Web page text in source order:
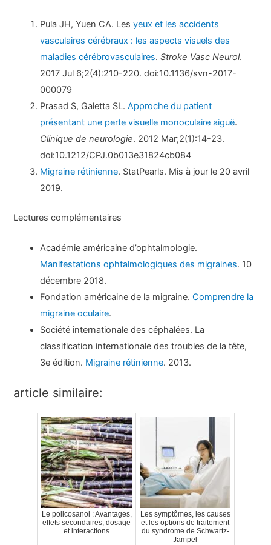
Pula JH, Yuen CA. Lesyeux et les accidents
vasculaires cérébraux : les aspects visuels des
maladies cérébrovasculaires.Stroke Vasc Neurol.
2017 Jul 6;2(4):210-220. doi:10.1136/svn-2017-
000079
Prasad S, Galetta SL.Approche du patient
présentant une perte visuelle monoculaire aiguë.
Clinique de neurologie. 2012 Mar;2(1):14-23.
doi:10.1212/CPJ.0b013e31824cb084
Migraine rétinienne. StatPearls. Mis à jour le 20 avril
2019.
Lectures complémentaires
Académie américaine d’ophtalmologie.
Manifestations ophtalmologiques des migraines. 10
décembre 2018.
Fondation américaine de la migraine.Comprendre la
migraine oculaire.
Société internationale des céphalées. La
classification internationale des troubles de la tête,
3e édition. Migraine rétinienne. 2013.
article similaire:
Le policosanol : Avantages,
effets secondaires, dosage
et interactions
Les symptômes, les causes
et les options de traitement
du syndrome de Schwartz-
Jampel